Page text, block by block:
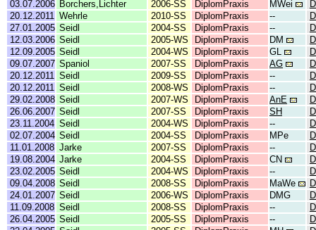
03.07.2006 Borchers,Lichter 2006-SS DiplomPraxis MWei
20.12.2011
Wehrle 2010-SS DiplomPraxis --
27.01.2005 Seidl 2004-SS DiplomPraxis --
12.03.2006 Seidl 2005-WS DiplomPraxis DM
12.09.2005 Seidl 2004-WS DiplomPraxis GL
09.07.2007 Spaniol 2007-SS DiplomPraxis AG
20.12.2011
Seidl 2009-SS DiplomPraxis --
20.12.2011
Seidl 2008-WS DiplomPraxis --
29.02.2008 Seidl 2007-WS DiplomPraxis AnE
26.06.2007 Seidl 2007-SS DiplomPraxis SH
23.11.2004 Seidl 2004-WS DiplomPraxis --
02.07.2004 Seidl 2004-SS DiplomPraxis MPe
11.01.2008 Jarke 2007-SS DiplomPraxis --
19.08.2004 Jarke 2004-SS DiplomPraxis CN
23.02.2005 Seidl 2004-WS DiplomPraxis --
09.04.2008 Seidl 2008-SS DiplomPraxis MaWe
24.01.2007 Seidl 2006-WS DiplomPraxis DMG
11.09.2008 Seidl 2008-SS DiplomPraxis --
26.04.2005 Seidl 2005-SS DiplomPraxis --